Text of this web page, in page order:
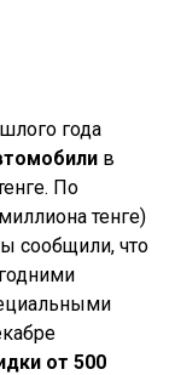
года
в
По
тенге)
сообщили, что
от 500